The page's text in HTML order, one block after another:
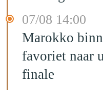
07/08 14:00
Marokko
favoriet naar
finale